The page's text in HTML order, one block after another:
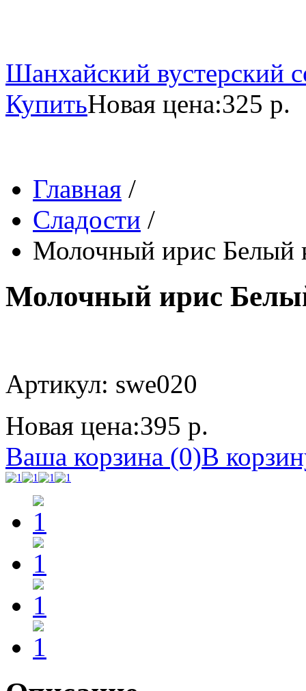
Шанхайский вустерский
КупитьНовая цена:325 р.
Главная /
Сладости /
Молочный ирис Белый
Молочный ирис
Артикул: swe020
Новая цена:395 р.
Ваша корзина (0)В